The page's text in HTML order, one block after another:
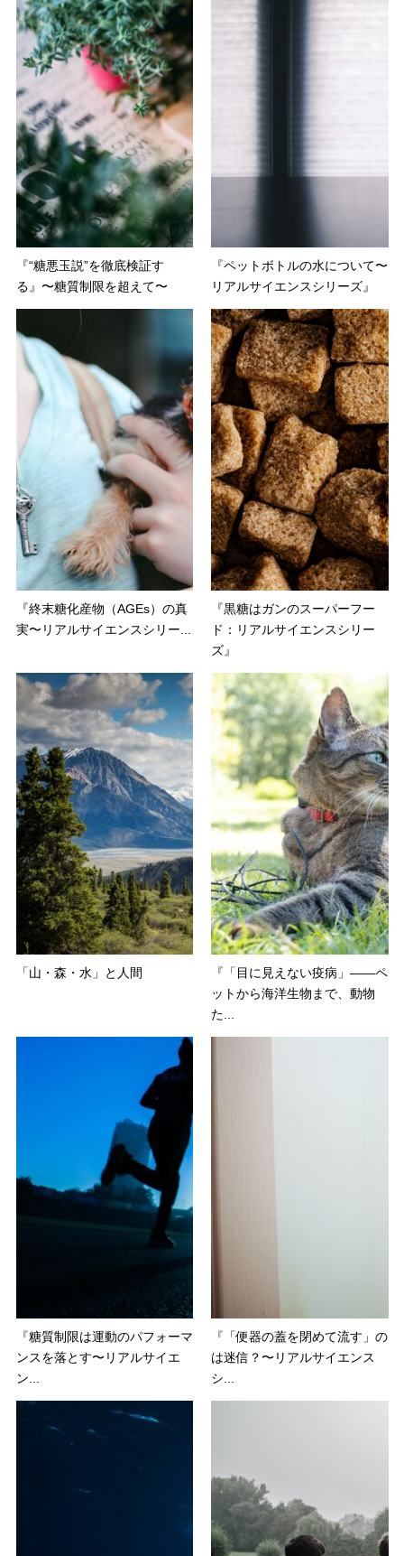
『“糖悪玉説”を徹底検証す
る』〜糖質制限を超えて〜
『ペットボトルの水について〜
リアルサイエンスシリーズ』
『終末糖化産物（AGEs）の真
実〜リアルサイエンスシリー...
『黒糖はガンのスーパーフー
ド：リアルサイエンスシリー
ズ』
「山・森・水」と人間
『「目に見えない疫病」——ペ
ットから海洋生物まで、動物
た...
『糖質制限は運動のパフォーマ
ンスを落とす〜リアルサイエ
ン...
『「便器の蓋を閉めて流す」の
は迷信？〜リアルサイエンス
シ...